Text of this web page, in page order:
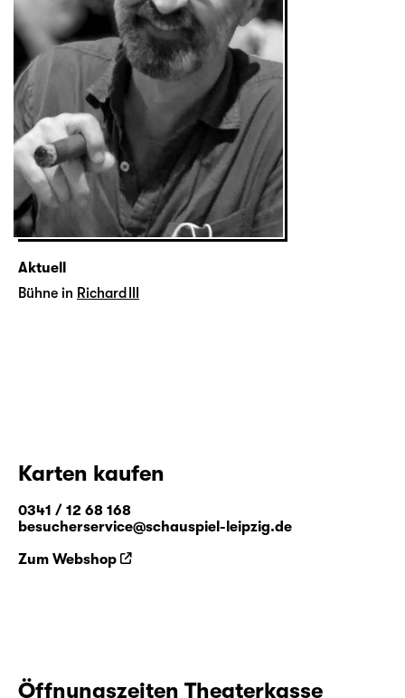
Aktuell
Bühne in Richard III
Karten kaufen
0341 / 12 68 168
besucherservice@schauspiel-leipzig.de
Zum Webshop
Öffnungszeiten Theaterkasse